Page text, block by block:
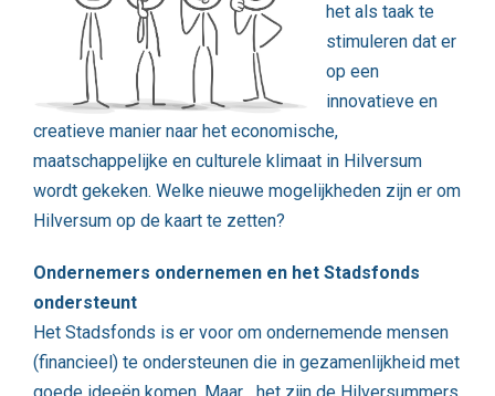
het als taak te
stimuleren dat er
op een
innovatieve en
creatieve manier naar het economische,
maatschappelijke en culturele klimaat in Hilversum
wordt gekeken. Welke nieuwe mogelijkheden zijn er om
Hilversum op de kaart te zetten?
Ondernemers ondernemen en het Stadsfonds
ondersteunt
Het Stadsfonds is er voor om ondernemende mensen
(financieel) te ondersteunen die in gezamenlijkheid met